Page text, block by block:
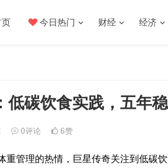
页 今日热门 财经 经济
低碳饮食实践，五年
0评论 6赞
重管理的热情，巨星传奇关注到低碳